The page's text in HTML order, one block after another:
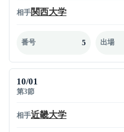
相手関西大学
番号 5 出場
10/01
第3節
相手近畿大学